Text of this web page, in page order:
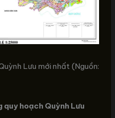
Lưu mới nhất (Nguồn:
hoạch Quỳnh Lưu